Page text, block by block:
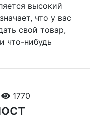
высокий
что у вас
свой товар,
что-нибудь
1770